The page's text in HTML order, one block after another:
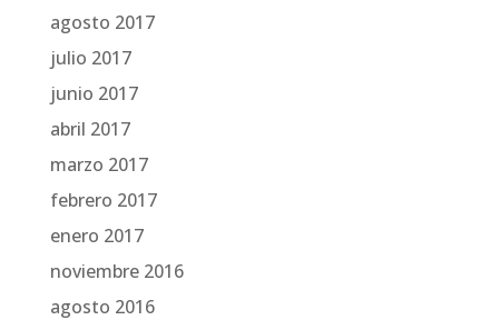
agosto 2017
julio 2017
junio 2017
abril 2017
marzo 2017
febrero 2017
enero 2017
noviembre 2016
agosto 2016